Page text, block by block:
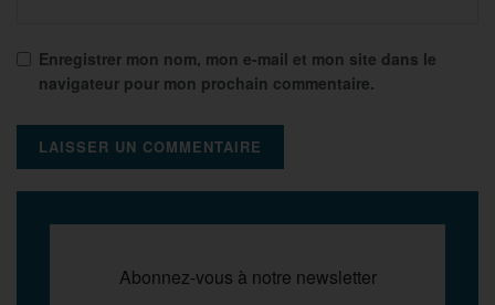
Enregistrer mon nom, mon e-mail et mon site dans le
navigateur pour mon prochain commentaire.
Abonnez-vous à notre newsletter